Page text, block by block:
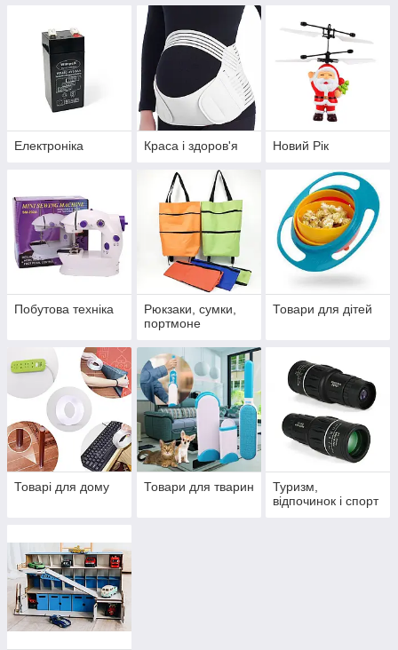
Електроніка Краса і здоров'я Новий Рік
Побутова техніка
Рюкзаки, сумки,
портмоне
Товари для дітей
Товарі для дому Товари для тварин
Туризм,
відпочинок і спорт